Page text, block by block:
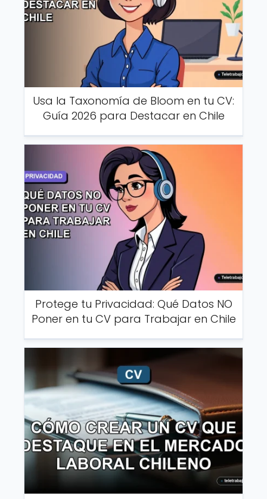
Usa la Taxonomía de Bloom en tu CV:
Guía 2026 para Destacar en Chile
Protege tu Privacidad: Qué Datos NO
Poner en tu CV para Trabajar en Chile